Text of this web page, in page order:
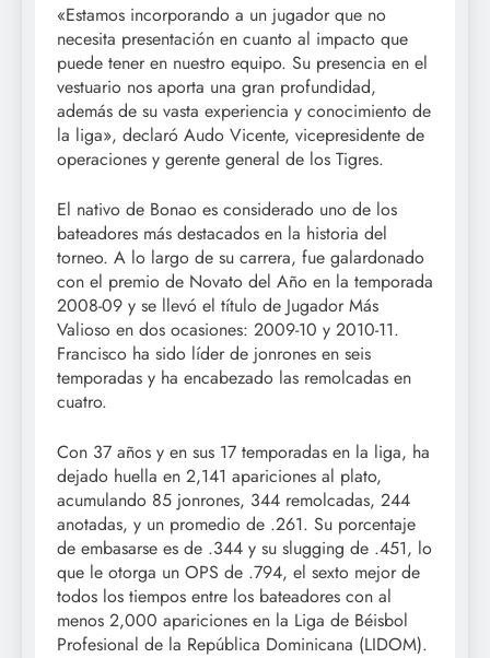
«Estamos incorporando a un jugador que no
necesita presentación en cuanto al impacto que
puede tener en nuestro equipo. Su presencia en el
vestuario nos aporta una gran profundidad,
además de su vasta experiencia y conocimiento de
la liga», declaró Audo Vicente, vicepresidente de
operaciones y gerente general de los Tigres.
El nativo de Bonao es considerado uno de los
bateadores más destacados en la historia del
torneo. A lo largo de su carrera, fue galardonado
con el premio de Novato del Año en la temporada
2008-09 y se llevó el título de Jugador Más
Valioso en dos ocasiones: 2009-10 y 2010-11.
Francisco ha sido líder de jonrones en seis
temporadas y ha encabezado las remolcadas en
cuatro.
Con 37 años y en sus 17 temporadas en la liga, ha
dejado huella en 2,141 apariciones al plato,
acumulando 85 jonrones, 344 remolcadas, 244
anotadas, y un promedio de .261. Su porcentaje
de embasarse es de .344 y su slugging de .451, lo
que le otorga un OPS de .794, el sexto mejor de
todos los tiempos entre los bateadores con al
menos 2,000 apariciones en la Liga de Béisbol
Profesional de la República Dominicana (LIDOM).